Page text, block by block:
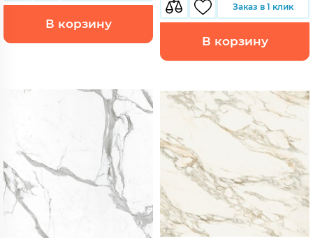
В корзину
Заказ в 1 клик
В корзину